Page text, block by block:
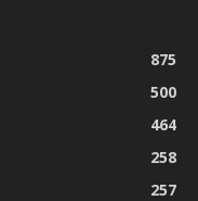
875
500
464
258
257